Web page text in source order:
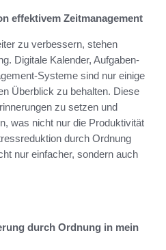
effektivem Zeitmanagement
zu verbessern, stehen
Digitale Kalender, Aufgaben-
Systeme sind nur einige
Überblick zu behalten. Diese
zu setzen und
was nicht nur die Produktivität
durch Ordnung
nur einfacher, sondern auch
durch Ordnung in mein